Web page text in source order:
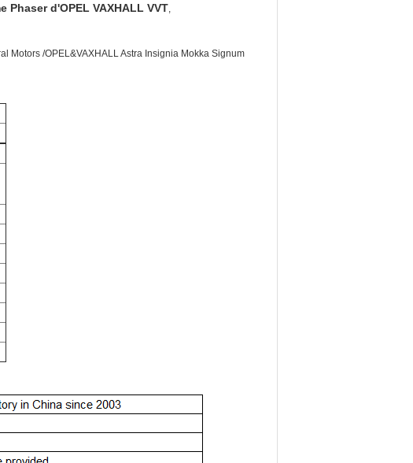
Phaser d'OPEL VAXHALL VVT,
Motors /OPEL&VAXHALL Astra Insignia Mokka Signum